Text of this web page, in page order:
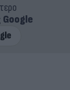
Google